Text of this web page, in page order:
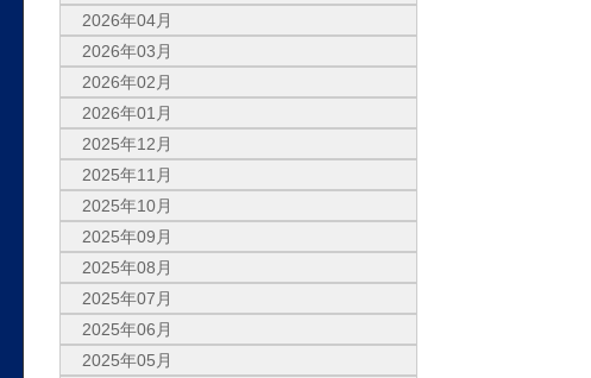
2026年04月
2026年03月
2026年02月
2026年01月
2025年12月
2025年11月
2025年10月
2025年09月
2025年08月
2025年07月
2025年06月
2025年05月